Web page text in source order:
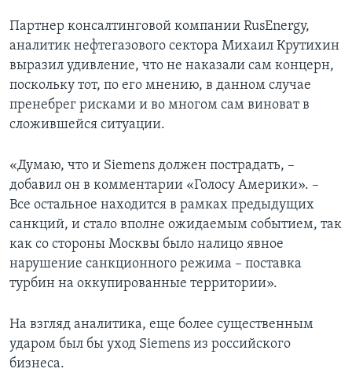
Партнер консалтинговой компании RusEnergy,
аналитик нефтегазового сектора Михаил Крутихин
выразил удивление, что не наказали сам концерн,
поскольку тот, по его мнению, в данном случае
пренебрег рисками и во многом сам виноват в
сложившейся ситуации.
«Думаю, что и Siemens должен пострадать, –
добавил он в комментарии «Голосу Америки». –
Все остальное находится в рамках предыдущих
санкций, и стало вполне ожидаемым событием, так
как со стороны Москвы было налицо явное
нарушение санкционного режима – поставка
турбин на оккупированные территории».
На взгляд аналитика, еще более существенным
ударом был бы уход Siemens из российского
бизнеса.